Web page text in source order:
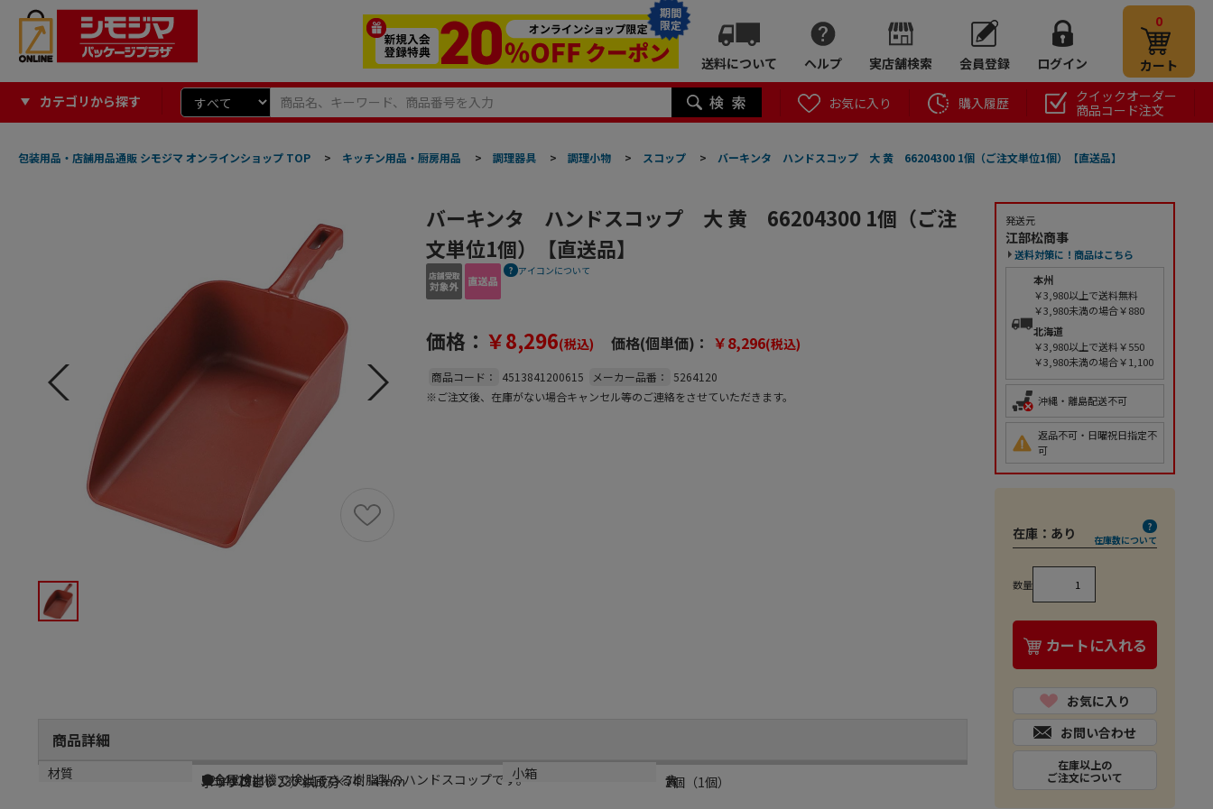
期間
限定
送料について ヘルプ 実店舗検索 会員登録 ログイン
0
カート
カテゴリから探す お気に入り 購入履歴
クイックオーダー
商品コード注文
包装用品・店舗用品通販 シモジマ オンラインショップ TOP > キッチン用品・厨房用品 > 調理器具 > 調理小物 > スコップ > バーキンタ ハンドスコップ 大 黄 66204300 1個（ご注文単位1個）【直送品】
バーキンタ ハンドスコップ 大 黄 66204300 1個（ご注
文単位1個）【直送品】
アイコンについて
価格： ￥8,296(税込) 価格(個単価)： ￥8,296(税込)
商品コード： 4513841200615 メーカー品番：
5264120
※ご注文後、在庫がない場合キャンセル等のご連絡をさせていただきます。
商品詳細
商品説明
●金属検出機で検出できる樹脂製のハンドスコップです。
メーカー品番
5264120
規格
大
サイズ
スコップ部：230×167×74．4mm
カラー
黄
材質
ポリプロピレン／鉄成分
小箱
1個（1個）
発送元
江部松商事
送料対策に！商品はこちら
本州
￥3,980以上で送料無料
￥3,980未満の場合￥880
北海道
￥3,980以上で送料￥550
￥3,980未満の場合￥1,100
沖縄・離島配送不可
返品不可・日曜祝日指定不
可
在庫： あり 在庫数について
数量
カートに入れる
お気に入り
お問い合わせ
在庫以上の
ご注文について